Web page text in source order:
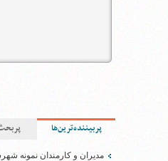
پربیننده‌ترین‌ها
مدیران و کارمندان نمونه